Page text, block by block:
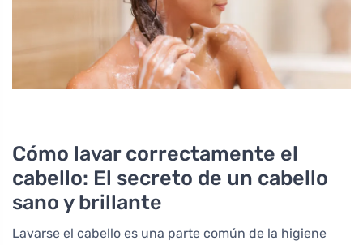
Cómo lavar correctamente el
cabello: El secreto de un cabello
sano y brillante
Lavarse el cabello es una parte común de la higiene